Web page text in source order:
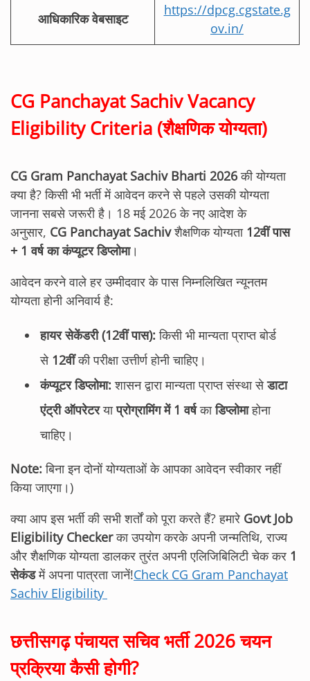
आधिकारिक वेबसाइट
https://dpcg.cgstate.g
ov.in/
CG Panchayat Sachiv Vacancy
Eligibility Criteria (शैक्षणिक योग्यता)
CG Gram Panchayat Sachiv Bharti 2026की योग्यता
क्या है? किसी भी भर्ती में आवेदन करने से पहले उसकी योग्यता
जानना सबसे जरूरी है। 18 मई 2026 के नए आदेश के
अनुसार, CG Panchayat Sachivशैक्षणिक योग्यता 12वीं पास
+ 1 वर्ष का कंप्यूटर डिप्लोमा।
आवेदन करने वाले हर उम्मीदवार के पास निम्नलिखित न्यूनतम
योग्यता होनी अनिवार्य है:
हायर सेकेंडरी (12वीं पास): किसी भी मान्यता प्राप्त बोर्ड
से 12वींकी परीक्षा उत्तीर्ण होनी चाहिए।
कंप्यूटर डिप्लोमा:शासन द्वारा मान्यता प्राप्त संस्था सेडाटा
एंट्री ऑपरेटरयाप्रोग्रामिंग में 1 वर्षकाडिप्लोमाहोना
चाहिए।
Note: बिना इन दोनों योग्यताओं के आपका आवेदन स्वीकार नहीं
किया जाएगा।)
क्या आप इस भर्ती की सभी शर्तों को पूरा करते हैं? हमारे Govt Job
Eligibility Checkerका उपयोग करके अपनी जन्मतिथि, राज्य
और शैक्षणिक योग्यता डालकर तुरंत अपनी एलिजिबिलिटी चेक कर 1
सेकंडमें अपना पात्रता जानें!Check CG Gram Panchayat
Sachiv Eligibility
छत्तीसगढ़ पंचायत सचिव भर्ती 2026 चयन
प्रक्रिया कैसी होगी?